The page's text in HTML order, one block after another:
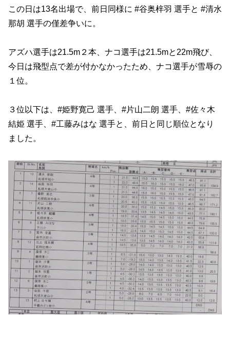
この日は13名出場で、前日同様に #谷奥梓羽 選手と #清水
那胡 選手の僅差争いに。
アズハ選手は21.5m２本、ナコ選手は21.5mと22m飛び、
今日は飛型点で差が付かなかったため、ナコ選手が雪辱の
１位。
３位以下は、#姫野寛己 選手、#片山二朗 選手、#佐々木
結姫 選手、#工藤みはな 選手と、前日と同じ順位となり
ました。